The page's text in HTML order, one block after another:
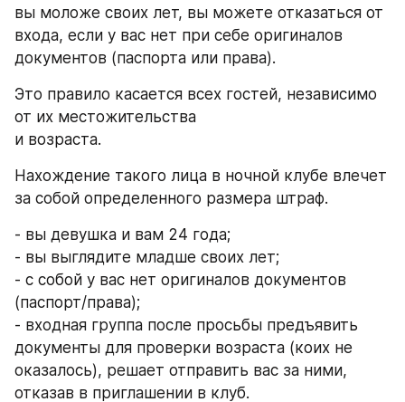
вы моложе своих лет, вы можете отказаться от
входа, если у вас нет при себе оригиналов
документов (паспорта или права).
Это правило касается всех гостей, независимо
от их местожительства
и возраста.
Нахождение такого лица в ночной клубе влечет
за собой определенного размера штраф.
- вы девушка и вам 24 года;
- вы выглядите младше своих лет;
- с собой у вас нет оригиналов документов
(паспорт/права);
- входная группа после просьбы предъявить
документы для проверки возраста (коих не
оказалось), решает отправить вас за ними,
отказав в приглашении в клуб.